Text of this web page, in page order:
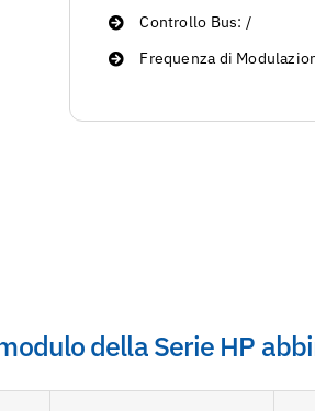
Controllo Bus: /
Frequenza di
della Serie HP